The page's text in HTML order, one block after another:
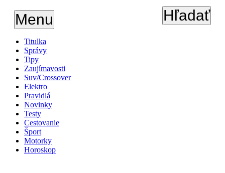
Menu Hľadať
Titulka
Správy
Tipy
Zaujímavosti
Suv/Crossover
Elektro
Pravidlá
Novinky
Testy
Cestovanie
Šport
Motorky
Horoskop